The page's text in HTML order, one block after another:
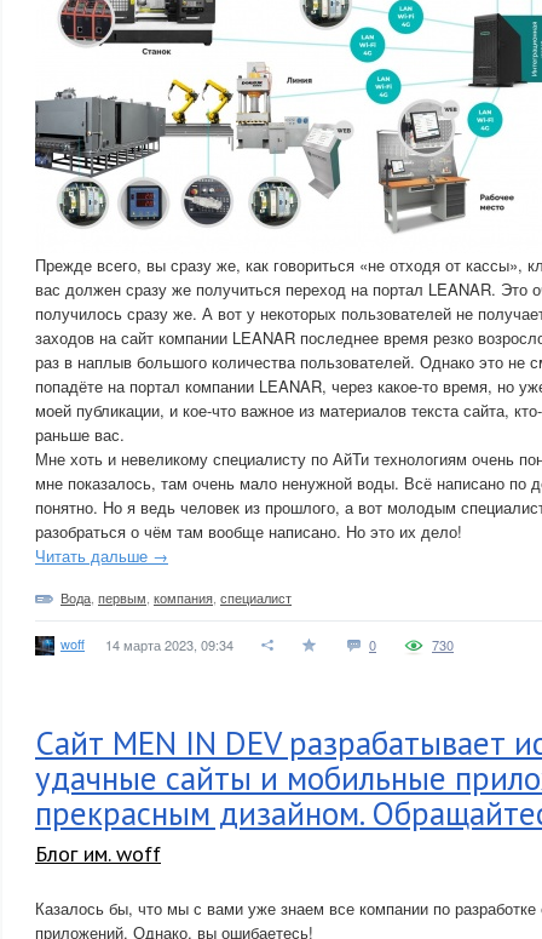
Прежде всего, вы сразу же, как говориться «не отходя от кассы»,
вас должен сразу же получиться переход на портал LEANAR. Это
получилось сразу же. А вот у некоторых пользователей не
заходов на сайт компании LEANAR последнее время резко
раз в наплыв большого количества пользователей. Однако это не
попадёте на портал компании LEANAR, через какое-то время, но
моей публикации, и кое-что важное из материалов текста сайта,
раньше вас.
Мне хоть и невеликому специалисту по АйТи технологиям очень
мне показалось, там очень мало ненужной воды. Всё написано по
понятно. Но я ведь человек из прошлого, а вот молодым
разобраться о чём там вообще написано. Но это их дело!
Читать дальше →
Вода первым компания специалист
woff 14 марта 2023, 09:34 0 730
Сайт MEN IN DEV разрабатывает
удачные сайты и мобильные
прекрасным дизайном.
Блог им. woff
Казалось бы, что мы с вами уже знаем все компании по
приложений. Однако, вы ошибаетесь!